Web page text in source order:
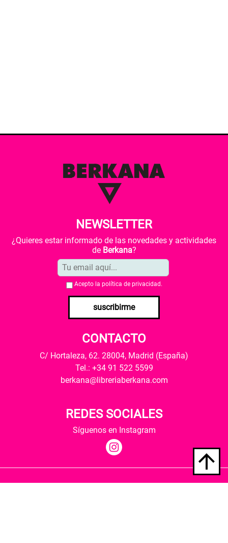
NEWSLETTER
¿Quieres estar informado de las novedades y actividades
de Berkana?
Acepto la política de privacidad .
suscribirme
CONTACTO
C/ Hortaleza, 62. 28004, Madrid (España)
Tel.: +34 91 522 5599
berkana@libreriaberkana.com
REDES SOCIALES
Síguenos en Instagram